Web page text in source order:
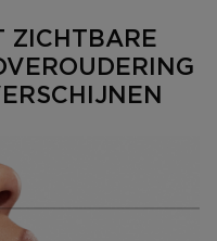
ZICHTBARE